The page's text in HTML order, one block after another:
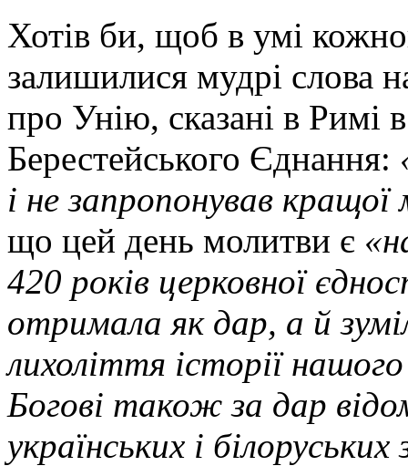
Хотів би, щоб в умі
залишилися мудрі слова
про Унію, сказані в Римі
Берестейського Єднання:
і не запропонував кращої
що цей день молитви є
420 років церковної
отримала як дар, а й
лихоліття історії
Богові також за дар
українських і білоруських